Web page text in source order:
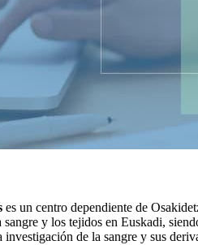
es un centro dependiente de
y los tejidos en Euskadi,
de la sangre y sus